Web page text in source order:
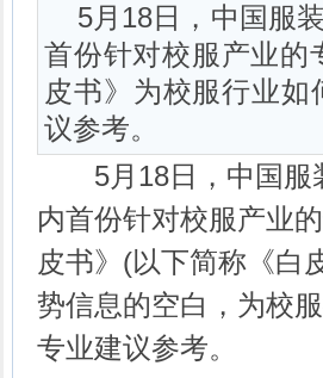
5月18日，中国服
首份针对校服产业
皮书》为校服行业
议参考。
5月18日，中国服
内首份针对校服产业
皮书》(以下简称《白
势信息的空白，为校
专业建议参考。